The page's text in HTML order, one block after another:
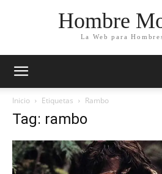
Hombre
La Web para
Inicio Etiquetas Rambo
Tag: rambo